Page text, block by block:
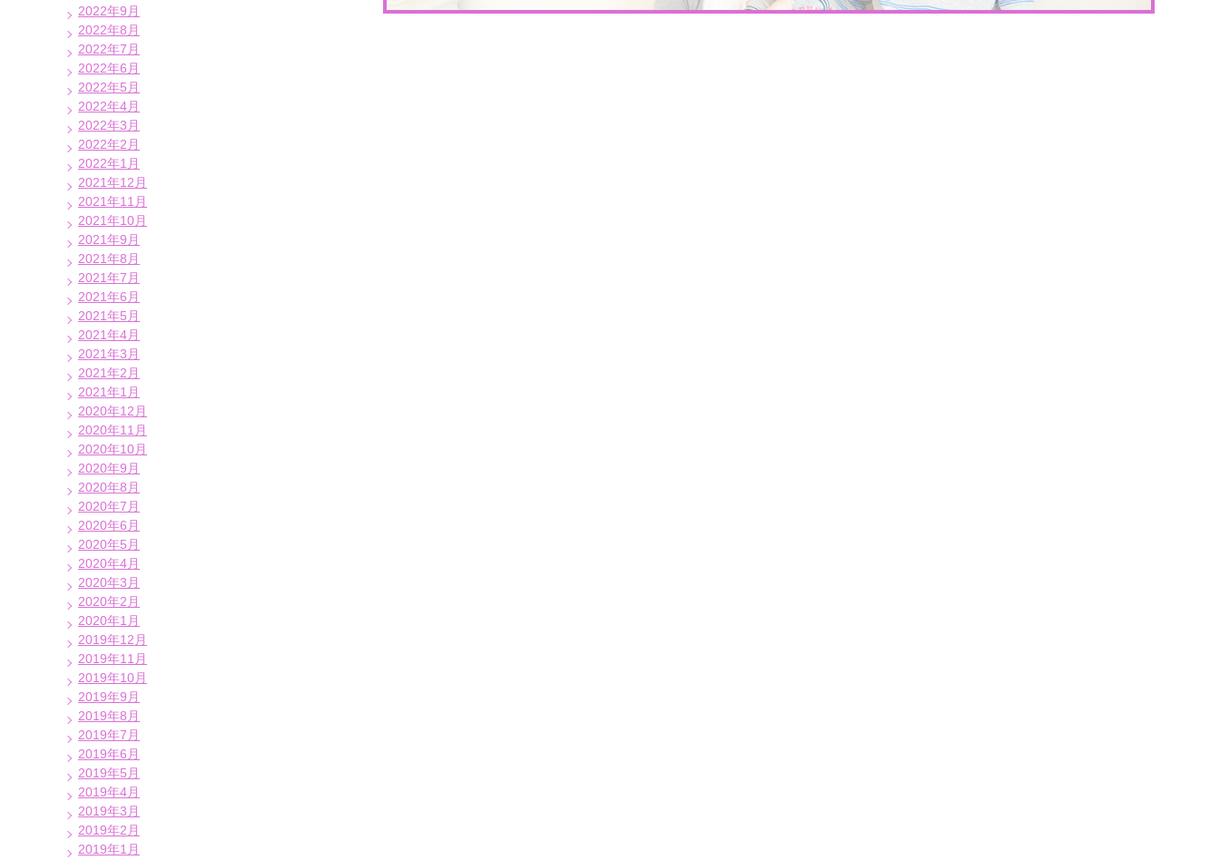
2022年9月
2022年8月
2022年7月
2022年6月
2022年5月
2022年4月
2022年3月
2022年2月
2022年1月
2021年12月
2021年11月
2021年10月
2021年9月
2021年8月
2021年7月
2021年6月
2021年5月
2021年4月
2021年3月
2021年2月
2021年1月
2020年12月
2020年11月
2020年10月
2020年9月
2020年8月
2020年7月
2020年6月
2020年5月
2020年4月
2020年3月
2020年2月
2020年1月
2019年12月
2019年11月
2019年10月
2019年9月
2019年8月
2019年7月
2019年6月
2019年5月
2019年4月
2019年3月
2019年2月
2019年1月